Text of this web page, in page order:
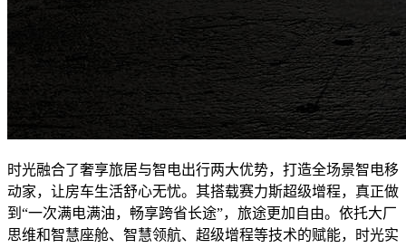
时光融合了奢享旅居与智电出行两大优势，打造全场景智电移
动家，让房车生活舒心无忧。其搭载赛力斯超级增程，真正做
到“一次满电满油，畅享跨省长途”，旅途更加自由。依托大厂
思维和智慧座舱、智慧领航、超级增程等技术的赋能，时光实